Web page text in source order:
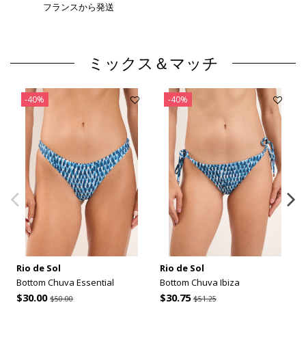
フランスから発送
ミックス＆マッチ
-40%
Rio de Sol
Bottom Chuva Essential
$30.00$50.00
-40%
Rio de Sol
Bottom Chuva Ibiza
$30.75 $51.25